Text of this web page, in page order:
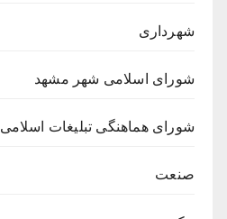
شهرداری
شورای اسلامی شهر مشهد
شورای هماهنگی تبلیغات اسلامی
صنعت